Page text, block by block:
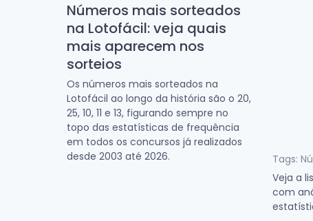
Números mais sorteados
na Lotofácil: veja quais
mais aparecem nos
sorteios
Os números mais sorteados na
Lotofácil ao longo da história são o 20,
25, 10, 11 e 13, figurando sempre no
topo das estatísticas de frequência
em todos os concursos já realizados
desde 2003 até 2026.
Tags:
Veja a
com